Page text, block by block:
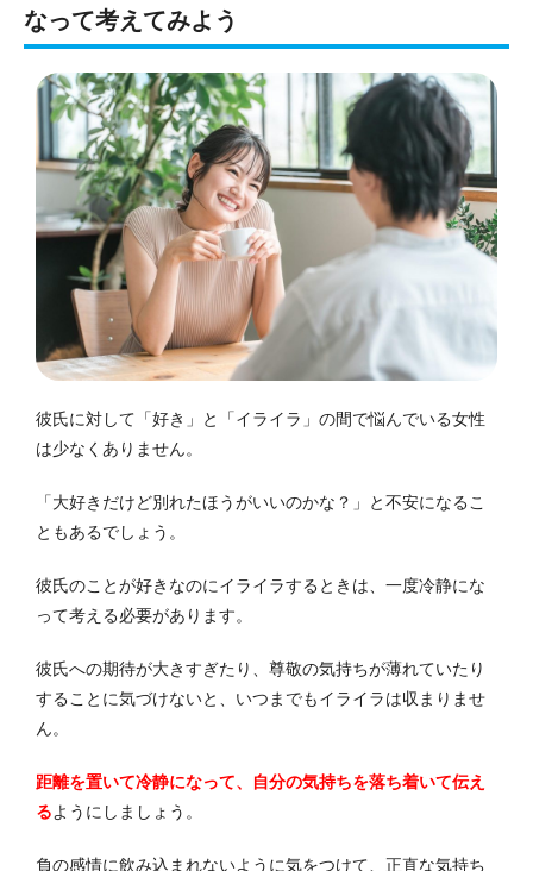
なって考えてみよう
彼氏に対して「好き」と「イライラ」の間で悩んでいる女性
は少なくありません。
「大好きだけど別れたほうがいいのかな？」と不安になるこ
ともあるでしょう。
彼氏のことが好きなのにイライラするときは、一度冷静にな
って考える必要があります。
彼氏への期待が大きすぎたり、尊敬の気持ちが薄れていたり
することに気づけないと、いつまでもイライラは収まりませ
ん。
距離を置いて冷静になって、自分の気持ちを落ち着いて伝え
るようにしましょう。
負の感情に飲み込まれないように気をつけて、正直な気持ち